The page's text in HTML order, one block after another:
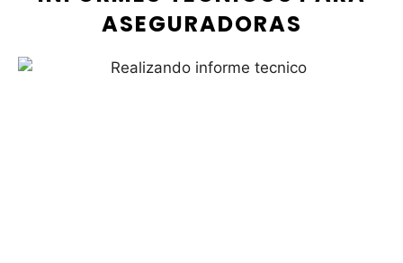
ASEGURADORAS